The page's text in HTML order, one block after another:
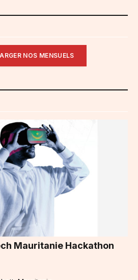
NOS MENSUELS
Mauritanie Hackathon